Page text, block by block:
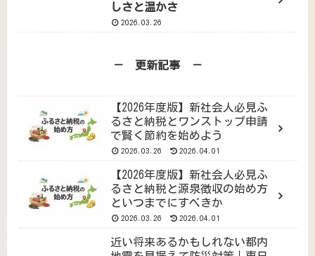
しさと温かさ
2026.03.26
－ 更新記事 －
【2026年度版】新社会人必見ふ
るさと納税とワンストップ申請
で賢く節約を始めよう
2026.03.26 2026.04.01
【2026年度版】新社会人必見ふ
るさと納税と源泉徴収の始め方
といつまでにすべきか
2026.03.26 2026.04.01
近い将来あるかもしれない都内